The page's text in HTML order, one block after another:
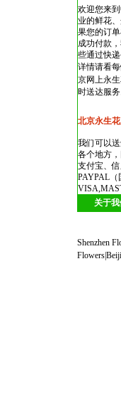
欢迎您来
业的鲜花
果您的订
成功付款
些通过快
详情请看每
京网上永
时送达服务
北京永生
我们可以
各个地方
支付宝、
PAYPAL（
关于我
Shenzhen
Flowers